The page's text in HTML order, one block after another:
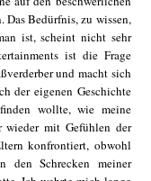
Bedürfnis, zu wissen,
ist, scheint nicht sehr
ist die Frage
und macht sich
der eigenen Geschichte
wollte, wie meine
mit Gefühlen der
konfrontiert, obwohl
den Schrecken meiner